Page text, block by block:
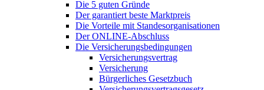
Die 5 guten Gründe
Der garantiert beste Marktpreis
Die Vorteile mit Standesorganisationen
Der ONLINE-Abschluss
Die Versicherungsbedingungen
Versicherungsvertrag
Versicherung
Bürgerliches Gesetzbuch